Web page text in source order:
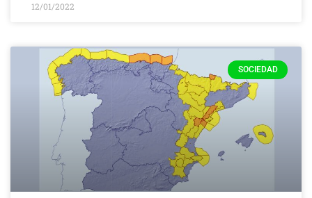
12/01/2022
SOCIEDAD